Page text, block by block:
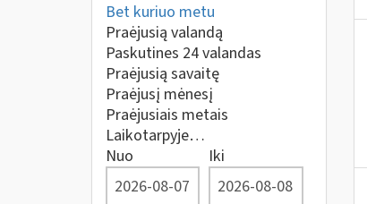
Bet kuriuo metu
Praėjusią valandą
Paskutines 24 valandas
Praėjusią savaitę
Praėjusį mėnesį
Praėjusiais metais
Laikotarpyje…
Nuo
Iki